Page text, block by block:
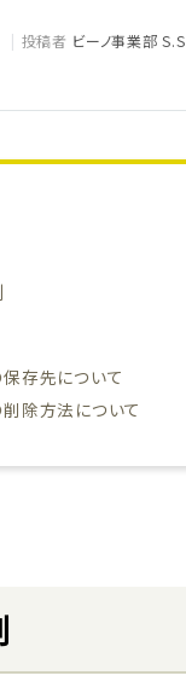
投稿者 ビーノ事業部 S.S
存先について
除方法について